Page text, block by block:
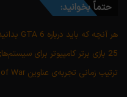
حتماً بخوانید:
هر آنچه که باید درباره GTA 6 بدانید
25 بازی برتر کامپیوتر برای سیستم‌های متوسط و ضعیف
ترتیب زمانی تجربه‌ی عناوین God of War